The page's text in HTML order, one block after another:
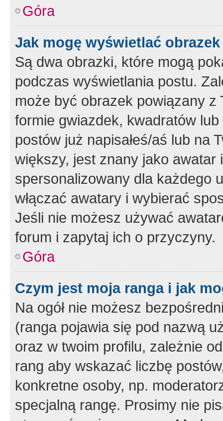
Góra
Jak mogę wyświetlać
Są dwa obrazki, które mogą
podczas wyświetlania postu.
może być obrazek powiązany z
formie gwiazdek, kwadratów
postów już napisałeś/aś lub na
większy, jest znany jako
spersonalizowany dla każdego
włączać awatary i wybierać
Jeśli nie możesz używać
forum i zapytaj ich o przyczyny.
Góra
Czym jest moja ranga i jak
Na ogół nie możesz
(ranga pojawia się pod nazwą
oraz w twoim profilu, zależnie
rang aby wskazać liczbę
konkretne osoby, np.
specjalną rangę. Prosimy nie